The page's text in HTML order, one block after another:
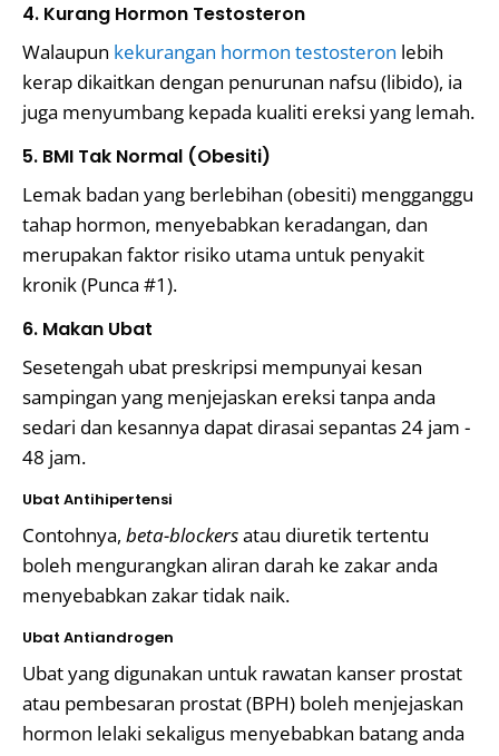
4. Kurang Hormon Testosteron
Walaupun kekurangan hormon testosteron lebih
kerap dikaitkan dengan penurunan nafsu (libido), ia
juga menyumbang kepada kualiti ereksi yang lemah.
5. BMI Tak Normal (Obesiti)
Lemak badan yang berlebihan (obesiti) mengganggu
tahap hormon, menyebabkan keradangan, dan
merupakan faktor risiko utama untuk penyakit
kronik (Punca #1).
6. Makan Ubat
Sesetengah ubat preskripsi mempunyai kesan
sampingan yang menjejaskan ereksi tanpa anda
sedari dan kesannya dapat dirasai sepantas 24 jam -
48 jam.
Ubat Antihipertensi
Contohnya, beta-blockersatau diuretik tertentu
boleh mengurangkan aliran darah ke zakar anda
menyebabkan zakar tidak naik.
Ubat Antiandrogen
Ubat yang digunakan untuk rawatan kanser prostat
atau pembesaran prostat (BPH) boleh menjejaskan
hormon lelaki sekaligus menyebabkan batang anda